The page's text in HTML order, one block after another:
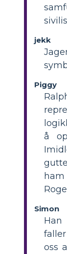
jekk
Piggy
å
Simon
Han
oss